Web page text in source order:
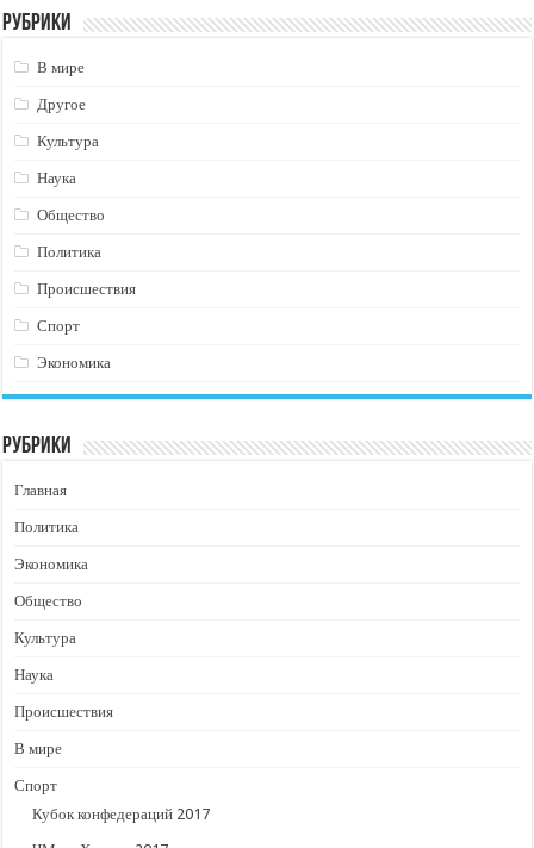
Рубрики
В мире
Другое
Культура
Наука
Общество
Политика
Происшествия
Спорт
Экономика
Рубрики
Главная
Политика
Экономика
Общество
Культура
Наука
Происшествия
В мире
Спорт
Кубок конфедераций 2017